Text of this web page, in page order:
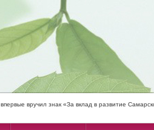
вручил знак «За вклад в развитие